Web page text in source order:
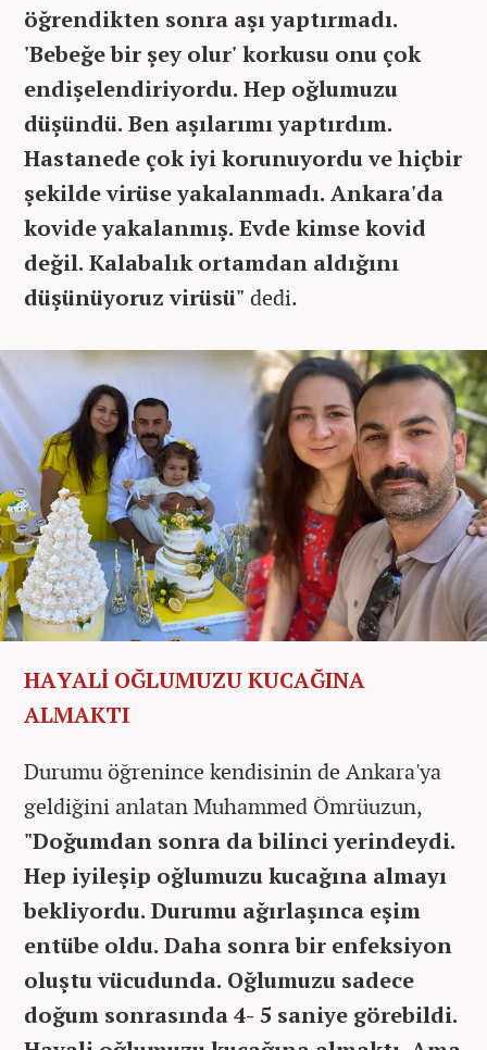
öğrendikten sonra aşı yaptırmadı.
'Bebeğe bir şey olur' korkusu onu çok
endişelendiriyordu. Hep oğlumuzu
düşündü. Ben aşılarımı yaptırdım.
Hastanede çok iyi korunuyordu ve hiçbir
şekilde virüse yakalanmadı. Ankara'da
kovide yakalanmış. Evde kimse kovid
değil. Kalabalık ortamdan aldığını
düşünüyoruz virüsü" dedi.
HAYALİ OĞLUMUZU KUCAĞINA
ALMAKTI
Durumu öğrenince kendisinin de Ankara'ya
geldiğini anlatan Muhammed Ömrüuzun,
"Doğumdan sonra da bilinci yerindeydi.
Hep iyileşip oğlumuzu kucağına almayı
bekliyordu. Durumu ağırlaşınca eşim
entübe oldu. Daha sonra bir enfeksiyon
oluştu vücudunda. Oğlumuzu sadece
doğum sonrasında 4- 5 saniye görebildi.